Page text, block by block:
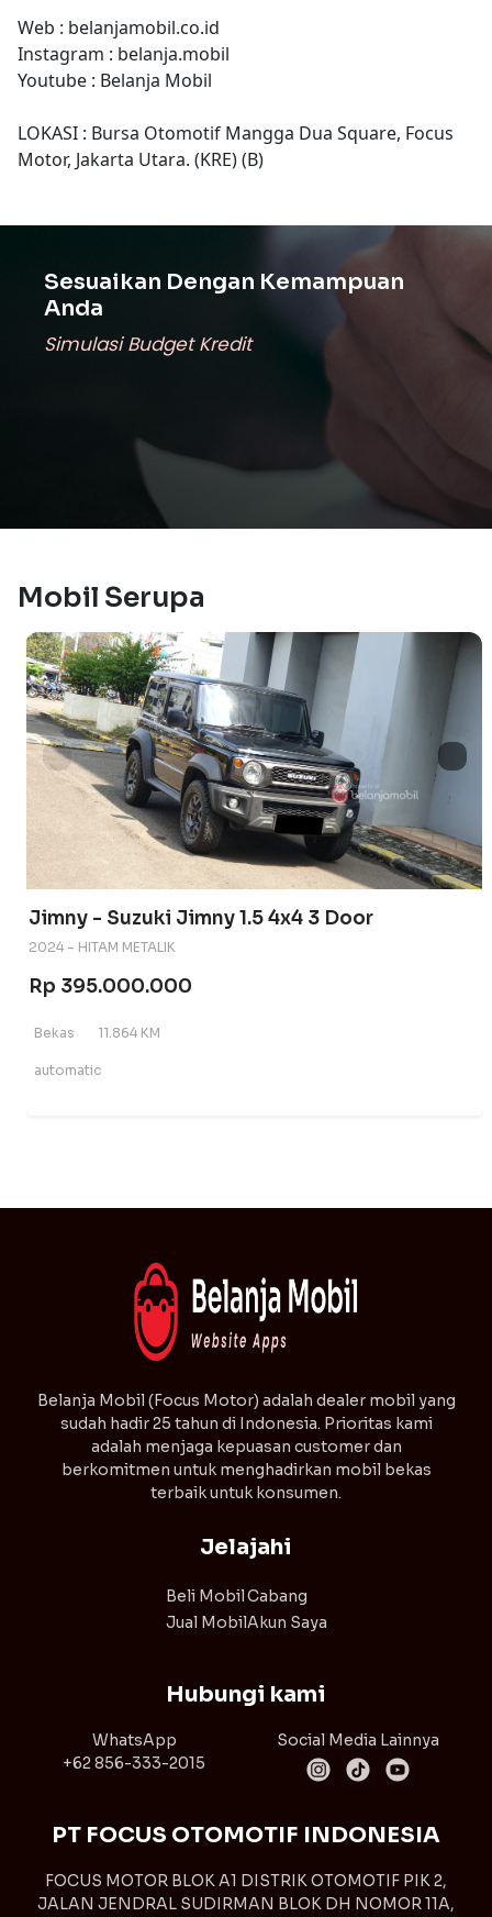
Web : belanjamobil.co.id
Instagram : belanja.mobil
Youtube : Belanja Mobil
LOKASI : Bursa Otomotif Mangga Dua Square, Focus
Motor, Jakarta Utara. (KRE) (B)
Sesuaikan Dengan Kemampuan
Anda
Simulasi Budget Kredit
Mobil Serupa
Jimny - Suzuki Jimny 1.5 4x4 3 Door
2024 - HITAM METALIK
Rp 395.000.000
Bekas 11.864 KM
automatic
⁠Belanja Mobil (Focus Motor) adalah dealer mobil yang
sudah hadir 25 tahun di Indonesia. Prioritas kami
adalah menjaga kepuasan customer dan
berkomitmen untuk menghadirkan mobil bekas
terbaik untuk konsumen.
Jelajahi
Beli Mobil
Jual Mobil
Cabang
Akun Saya
Hubungi kami
WhatsApp
+62 856-333-2015
Social Media Lainnya
PT FOCUS OTOMOTIF INDONESIA
FOCUS MOTOR BLOK A1 DISTRIK OTOMOTIF PIK 2,
JALAN JENDRAL SUDIRMAN BLOK DH NOMOR 11A,